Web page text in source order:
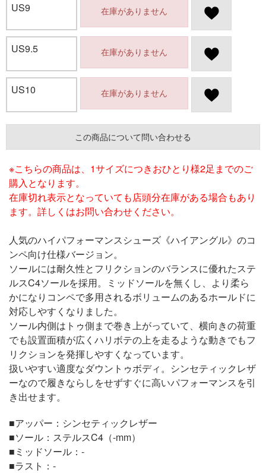
US9 在庫がありません
US9.5 在庫がありません
US10 在庫がありません
この商品について問い合わせる
※こちらの商品は、1サイズにつきおひとり様2足までのご
購入となります。
在庫切れ表示となっていても店頭分在庫がある場合もあり
ます。詳しくはお問い合わせください。
人気のハイパフォーマンスシューズ《ハイアングル》のコ
ンペ向け仕様バージョン。
ソールには耐久性とフリクションのバランスに優れたステ
ルスC4ソールを採用。ミッドソールを無くし、より柔ら
かになりコンペで多用されるボリュームのあるホールドに
対応しやすくなりました。
ソール内側はトゥ側まで巻き上がっていて、横向きの荷重
でも設置面積が広くハリボテの上を走るような動きでもフ
リクションを発揮しやすくなっています。
扱いやすい適度なダウントゥボディ。シンセティックレザ
ーなので履きならしをせずすぐに高いパフォーマンスを引
き出せます。
■アッパー：シンセティックレザー
■ソール：ステルスC4（-mm）
■ミッドソール：-
■ラスト：-